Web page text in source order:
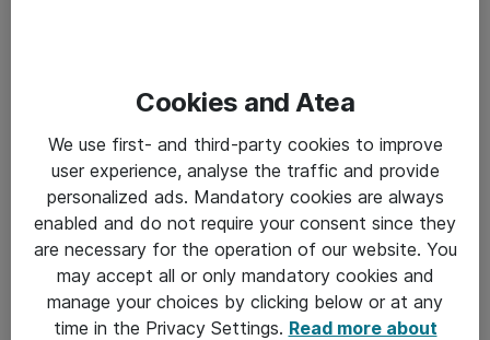
kuuluvuusaluemittauksia jo yli 10 vuotta erilaisissa
osana nykyisen verkkosi optimointia, vikaselvitystä tai
osana uuden verkon toimivuuden varmistamista ennen
varsinaista asennusta.
Saat mittausten jälkeen kattavan dokumentaation
tuloksista ja kehitysehdotuksen mahdollisten
ongelmien ratkaisemiseksi.
Cookies and Atea
We use first- and third-party cookies to improve
user experience, analyse the traffic and provide
personalized ads. Mandatory cookies are always
enabled and do not require your consent since they
are necessary for the operation of our website. You
may accept all or only mandatory cookies and
manage your choices by clicking below or at any
time in the Privacy Settings. Read more about